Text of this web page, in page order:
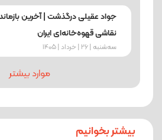
جواد عقیلی درگذشت | آخرین
نقاشی قهوه‌خانه‌ای ایران
ﺳﻪشنبه | 26 | خرداد | 1405
موارد بیشتر
بیشتر بخوانیم